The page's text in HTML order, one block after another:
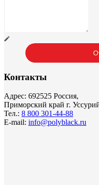
Контакты
Адрес: 692525 Россия,
Приморский край г.
Тел.: 8 800 301-44-88
E-mail: info@polyblack.ru